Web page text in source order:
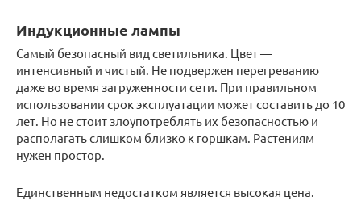
Индукционные лампы
Самый безопасный вид светильника. Цвет —
интенсивный и чистый. Не подвержен перегреванию
даже во время загруженности сети. При правильном
использовании срок эксплуатации может составить до 10
лет. Но не стоит злоупотреблять их безопасностью и
располагать слишком близко к горшкам. Растениям
нужен простор.
Единственным недостатком является высокая цена.